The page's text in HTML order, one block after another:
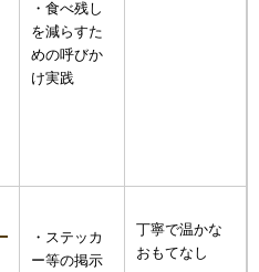
・食べ残し
を減らすた
めの呼びか
け実践
・ステッカ
ー等の掲示
丁寧で温かな
おもてなし